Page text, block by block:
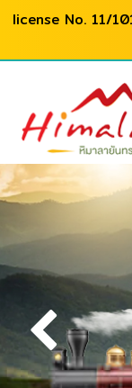
license No. 11/